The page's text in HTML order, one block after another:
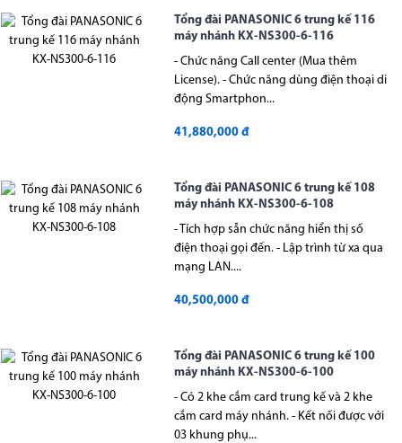
Tổng đài PANASONIC 6 trung kế 116
máy nhánh KX-NS300-6-116
- Chức năng Call center (Mua thêm
License). - Chức năng dùng điện thoại di
động Smartphon...
41,880,000 đ
Tổng đài PANASONIC 6 trung kế 108
máy nhánh KX-NS300-6-108
- Tích hợp sẵn chức năng hiển thị số
điện thoại gọi đến. - Lập trình từ xa qua
mạng LAN....
40,500,000 đ
Tổng đài PANASONIC 6 trung kế 100
máy nhánh KX-NS300-6-100
- Có 2 khe cắm card trung kế và 2 khe
cắm card máy nhánh. - Kết nối được với
03 khung phụ...